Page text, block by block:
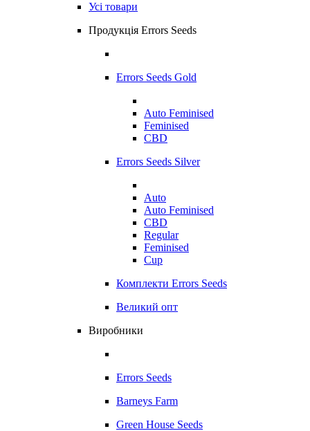
Усі товари
Продукція Errors Seeds
Errors Seeds Gold
Auto Feminised
Feminised
CBD
Errors Seeds Silver
Auto
Auto Feminised
CBD
Regular
Feminised
Cup
Комплекти Errors Seeds
Великий опт
Виробники
Errors Seeds
Barneys Farm
Green House Seeds